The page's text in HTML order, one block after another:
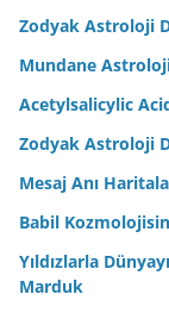
Zodyak Astroloji
Mundane
Acetylsalicylic
Zodyak Astroloji
Mesaj Anı
Babil
Yıldızlarla
Marduk